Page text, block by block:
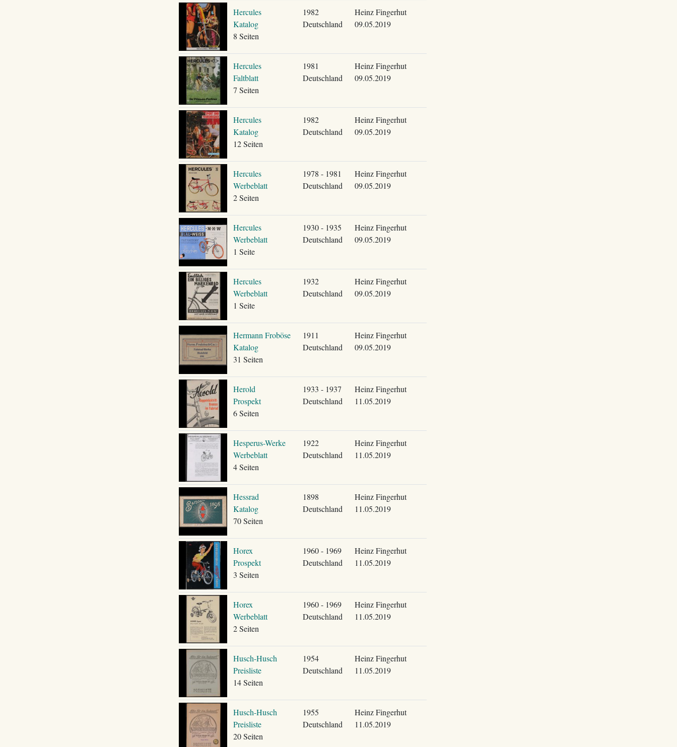
Hercules
Katalog
8 Seiten
1982
Deutschland
Heinz Fingerhut
09.05.2019
Hercules
Faltblatt
7 Seiten
1981
Deutschland
Heinz Fingerhut
09.05.2019
Hercules
Katalog
12 Seiten
1982
Deutschland
Heinz Fingerhut
09.05.2019
Hercules
Werbeblatt
2 Seiten
1978 - 1981
Deutschland
Heinz Fingerhut
09.05.2019
Hercules
Werbeblatt
1 Seite
1930 - 1935
Deutschland
Heinz Fingerhut
09.05.2019
Hercules
Werbeblatt
1 Seite
1932
Deutschland
Heinz Fingerhut
09.05.2019
Hermann Froböse
Katalog
31 Seiten
1911
Deutschland
Heinz Fingerhut
09.05.2019
Herold
Prospekt
6 Seiten
1933 - 1937
Deutschland
Heinz Fingerhut
11.05.2019
Hesperus-Werke
Werbeblatt
4 Seiten
1922
Deutschland
Heinz Fingerhut
11.05.2019
Hessrad
Katalog
70 Seiten
1898
Deutschland
Heinz Fingerhut
11.05.2019
Horex
Prospekt
3 Seiten
1960 - 1969
Deutschland
Heinz Fingerhut
11.05.2019
Horex
Werbeblatt
2 Seiten
1960 - 1969
Deutschland
Heinz Fingerhut
11.05.2019
Husch-Husch
Preisliste
14 Seiten
1954
Deutschland
Heinz Fingerhut
11.05.2019
Husch-Husch
Preisliste
20 Seiten
1955
Deutschland
Heinz Fingerhut
11.05.2019